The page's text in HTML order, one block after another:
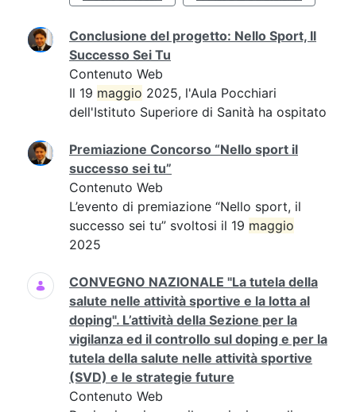
Conclusione del progetto: Nello Sport, Il
Successo Sei Tu
Contenuto Web
Il 19 maggio 2025, l'Aula Pocchiari
dell'Istituto Superiore di Sanità ha ospitato
Premiazione Concorso “Nello sport il
successo sei tu”
Contenuto Web
L’evento di premiazione “Nello sport, il
successo sei tu” svoltosi il 19 maggio
2025
CONVEGNO NAZIONALE "La tutela della
salute nelle attività sportive e la lotta al
doping". L’attività della Sezione per la
vigilanza ed il controllo sul doping e per la
tutela della salute nelle attività sportive
(SVD) e le strategie future
Contenuto Web